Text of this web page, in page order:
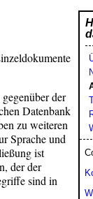
der
Datenbank
zu weiteren
Sprache und
ist
der der
sind in